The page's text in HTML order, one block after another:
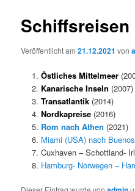
Schiffsreisen
Veröffentlicht am21.12.2021 von
Östliches Mittelmeer
Kanarische Inseln (2007)
Transatlantik (2014)
Nordkapreise(2016)
Rom nach Athen (2021)
Miami (USA) nach
Cuxhaven – Schottland-
Hamburg- Norwegen –